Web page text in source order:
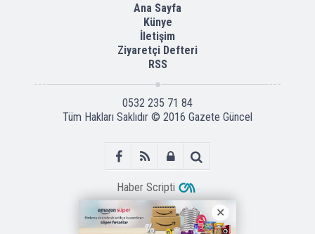
Ana Sayfa
Künye
İletişim
Ziyaretçi Defteri
RSS
0532 235 71 84
Tüm Hakları Saklıdır © 2016 Gazete Güncel
Haber Scripti